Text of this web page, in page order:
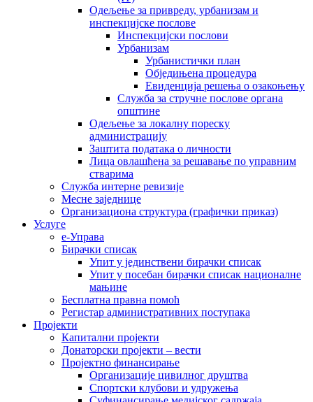
Одељење за привреду, урбанизам и
инспекцијске послове
Инспекцијски послови
Урбанизам
Урбанистички план
Обједињена процедура
Евиденција решења о озакоњењу
Служба за стручне послове органа
општине
Одељење за локалну пореску
администрацију
Заштита података о личности
Лица овлашћена за решавање по управним
стварима
Служба интерне ревизије
Месне заједнице
Организациона структура (графички приказ)
Услуге
е-Управа
Бирачки списак
Упит у јединствени бирачки списак
Упит у посебан бирачки списак националне
мањине
Бесплатна правна помоћ
Регистар административних поступака
Пројекти
Капитални пројекти
Донаторски пројекти – вести
Пројектно финансирање
Организације цивилног друштва
Спортски клубови и удружења